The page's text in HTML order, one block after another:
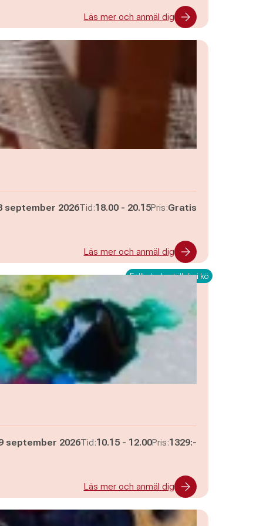
Läs mer och anmäl dig
september 2026Tid:Pågår mellan
18.00 - och
20.15Pris:Gratis
Läs mer och anmäl dig
Fullbokad - ställ dig i kö
september 2026Tid:Pågår mellan
10.15 - och
12.00Pris:1329:-
Läs mer och anmäl dig